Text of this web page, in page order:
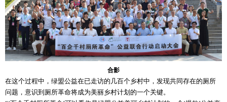
合影
在这个过程中，绿盟公益在已走访的几百个乡村中，发现共同存在的厕所
问题，意识到厕所革命将成为美丽乡村计划的一个关键。